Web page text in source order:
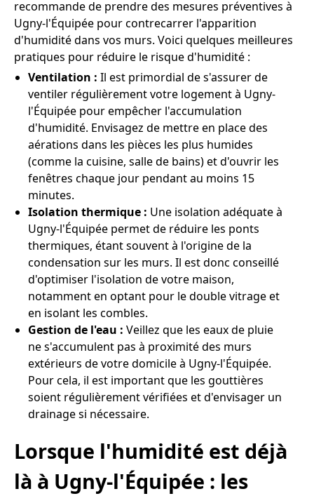
recommande de prendre des mesures préventives à
Ugny-l'Équipée pour contrecarrer l'apparition
d'humidité dans vos murs. Voici quelques meilleures
pratiques pour réduire le risque d'humidité :
Ventilation : Il est primordial de s'assurer de
ventiler régulièrement votre logement à Ugny-
l'Équipée pour empêcher l'accumulation
d'humidité. Envisagez de mettre en place des
aérations dans les pièces les plus humides
(comme la cuisine, salle de bains) et d'ouvrir les
fenêtres chaque jour pendant au moins 15
minutes.
Isolation thermique : Une isolation adéquate à
Ugny-l'Équipée permet de réduire les ponts
thermiques, étant souvent à l'origine de la
condensation sur les murs. Il est donc conseillé
d'optimiser l'isolation de votre maison,
notamment en optant pour le double vitrage et
en isolant les combles.
Gestion de l'eau : Veillez que les eaux de pluie
ne s'accumulent pas à proximité des murs
extérieurs de votre domicile à Ugny-l'Équipée.
Pour cela, il est important que les gouttières
soient régulièrement vérifiées et d'envisager un
drainage si nécessaire.
Lorsque l'humidité est déjà
là à Ugny-l'Équipée : les